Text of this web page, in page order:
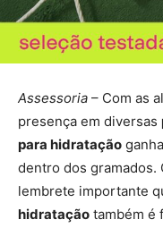
Assessoria – Com as
presença em diversas
para hidratação
dentro dos gramados.
lembrete importante
hidratação também é